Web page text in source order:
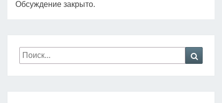
Обсуждение закрыто.
Искать: